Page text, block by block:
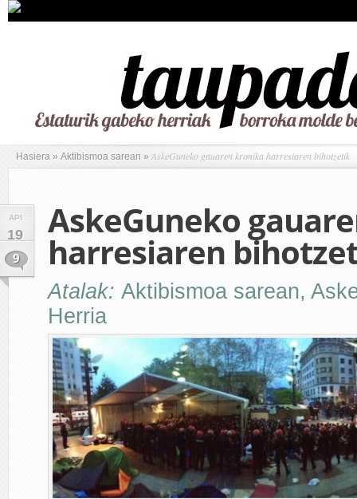
Hasiera » Aktibismoa sarean » AskeGuneko gauaren kronika harresiaren bihotzetik
API
19
9
AskeGuneko
harresiaren
Atalak: Aktibismoa sarean,
Herria